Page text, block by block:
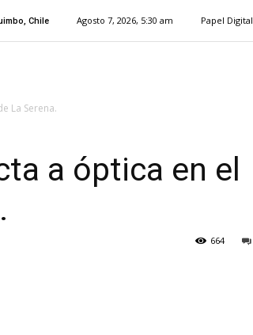
Chile Agosto 7, 2026, 5:30 am Papel Digital
La Serena.
a óptica en el
664